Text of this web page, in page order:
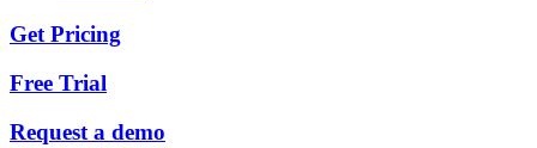
Get Pricing
Free Trial
Request a demo